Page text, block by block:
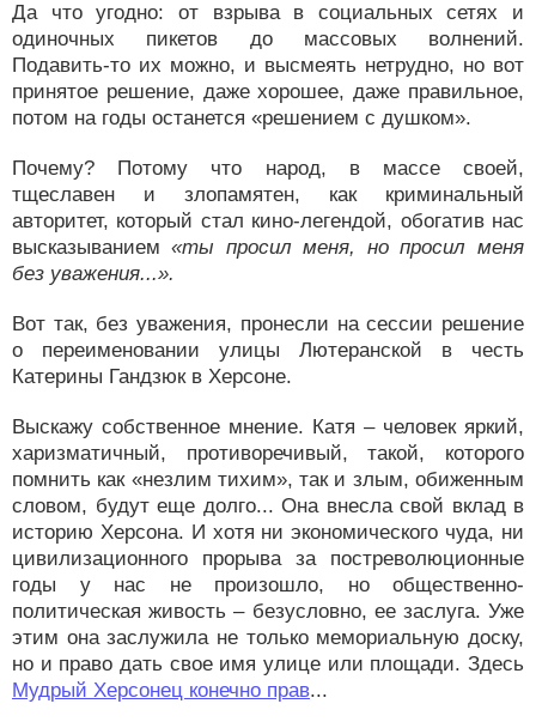
Да что угодно: от взрыва в социальных сетях и
одиночных пикетов до массовых волнений.
Подавить-то их можно, и высмеять нетрудно, но вот
принятое решение, даже хорошее, даже правильное,
потом на годы останется «решением с душком».
Почему? Потому что народ, в массе своей,
тщеславен и злопамятен, как криминальный
авторитет, который стал кино-легендой, обогатив нас
высказыванием «ты просил меня, но просил меня
без уважения...».
Вот так, без уважения, пронесли на сессии решение
о переименовании улицы Лютеранской в честь
Катерины Гандзюк в Херсоне.
Выскажу собственное мнение. Катя – человек яркий,
харизматичный, противоречивый, такой, которого
помнить как «незлим тихим», так и злым, обиженным
словом, будут еще долго... Она внесла свой вклад в
историю Херсона. И хотя ни экономического чуда, ни
цивилизационного прорыва за постреволюционные
годы у нас не произошло, но общественно-
политическая живость – безусловно, ее заслуга. Уже
этим она заслужила не только мемориальную доску,
но и право дать свое имя улице или площади. Здесь
Мудрый Херсонец конечно прав...